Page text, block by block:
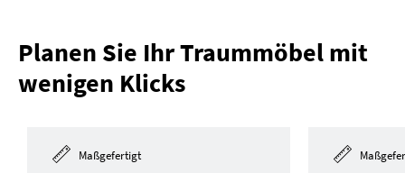
Planen Sie Ihr Traummöbel mit
wenigen Klicks
Maßgefertigt